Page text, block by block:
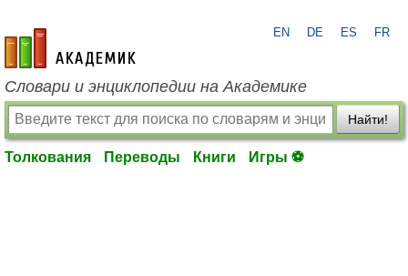
academic.ru
EN DE ES FR
Словари и энциклопедии на Академике
Найти!
Толкования Переводы Книги Игры ⚽